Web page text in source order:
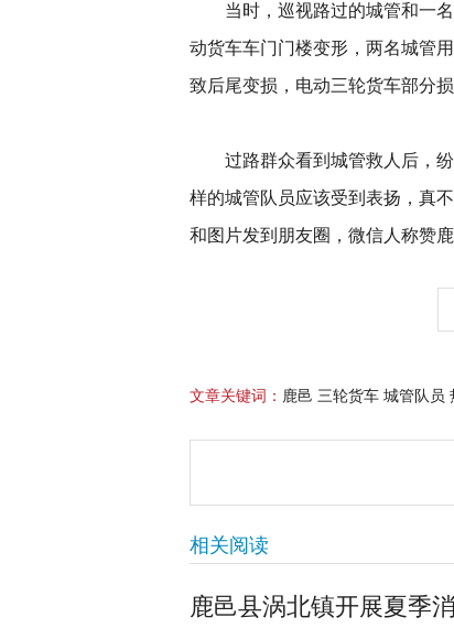
当时，巡视路过的城管和一
动货车车门门楼变形，两名城管
致后尾变损，电动三轮货车部分
过路群众看到城管救人后，
样的城管队员应该受到表扬，真
和图片发到朋友圈，微信人称赞
文章关键词： 鹿邑 三轮货车 城管队员
相关阅读
鹿邑县涡北镇开展夏季